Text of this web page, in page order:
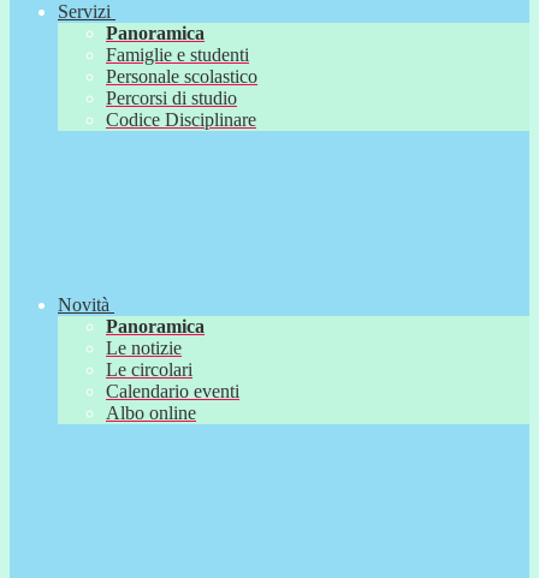
Servizi
Panoramica
Famiglie e studenti
Personale scolastico
Percorsi di studio
Codice Disciplinare
Novità
Panoramica
Le notizie
Le circolari
Calendario eventi
Albo online